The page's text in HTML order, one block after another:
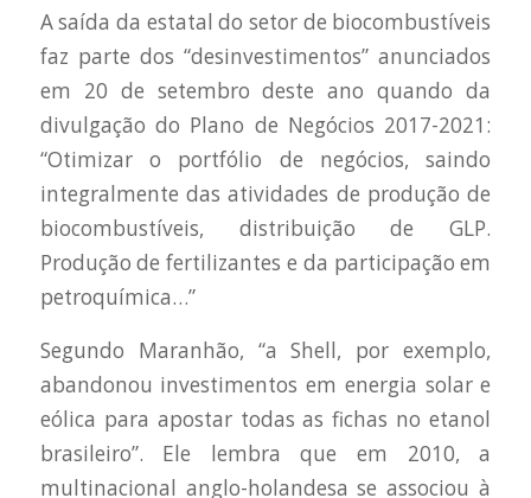
A saída da estatal do setor de biocombustíveis
faz parte dos “desinvestimentos” anunciados
em 20 de setembro deste ano quando da
divulgação do Plano de Negócios 2017-2021:
“Otimizar o portfólio de negócios, saindo
integralmente das atividades de produção de
biocombustíveis, distribuição de GLP.
Produção de fertilizantes e da participação em
petroquímica…”
Segundo Maranhão, “a Shell, por exemplo,
abandonou investimentos em energia solar e
eólica para apostar todas as fichas no etanol
brasileiro”. Ele lembra que em 2010, a
multinacional anglo-holandesa se associou à